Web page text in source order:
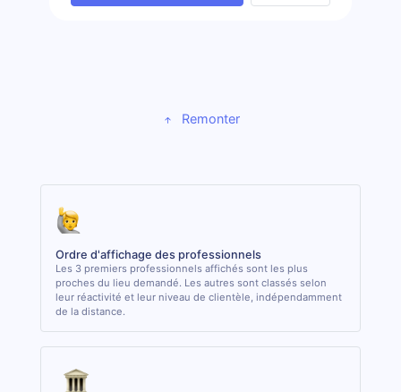
Remonter
Ordre d'affichage des professionnels
Les 3 premiers professionnels affichés sont les plus
proches du lieu demandé. Les autres sont classés selon
leur réactivité et leur niveau de clientèle, indépendamment
de la distance.